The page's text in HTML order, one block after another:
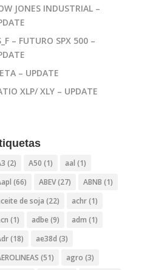
JONES INDUSTRIAL –
– FUTURO SPX 500 –
– UPDATE
XLP/ XLY – UPDATE
(2) A50 (1) aal (1)
(66) ABEV(27) ABNB (1)
de soja (22) achr(1)
(1) adbe (9) adm (1)
(18) ae38d (3)
(51) agro (3)